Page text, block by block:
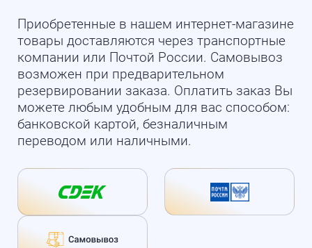
Приобретенные в нашем интернет-магазине
товары доставляются через транспортные
компании или Почтой России. Самовывоз
возможен при предварительном
резервировании заказа. Оплатить заказ Вы
можете любым удобным для вас способом:
банковской картой, безналичным
переводом или наличными.